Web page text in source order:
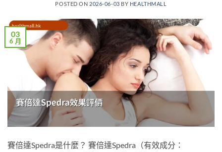
POSTED ON 2026-06-03 BY HEALTHMALL
03
6 月
賽倍達Spedra是什麼？ 賽倍達Spedra（有效成分：